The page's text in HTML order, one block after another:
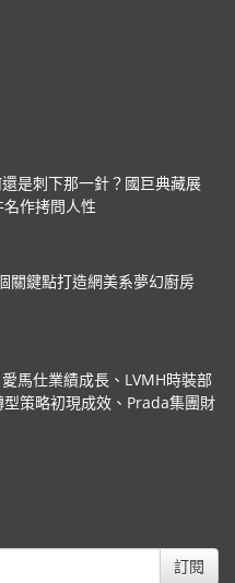
是刺下那一針？國巨典藏展
名作拷問人性
關鍵點打造網美系夢幻廚房
愛馬仕業績成長、LVMH時裝部
策略初現成效、Prada集團財
訂閱